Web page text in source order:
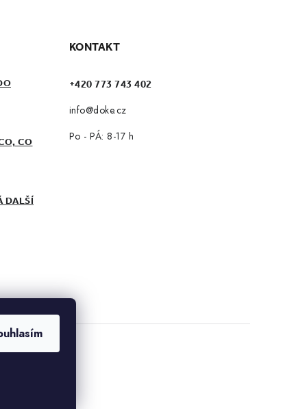
CO
DALŠÍ
KONTAKT
+420 773 743 402
info@doke.cz
Po - PÁ: 8-17 h